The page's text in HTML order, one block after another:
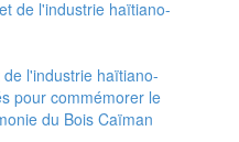
l'industrie haïtiano-
pour commémorer le
du Bois Caïman